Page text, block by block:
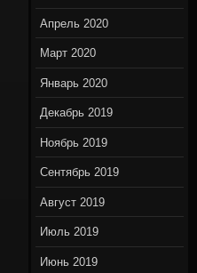
Апрель 2020
Март 2020
Январь 2020
Декабрь 2019
Ноябрь 2019
Сентябрь 2019
Август 2019
Июль 2019
Июнь 2019